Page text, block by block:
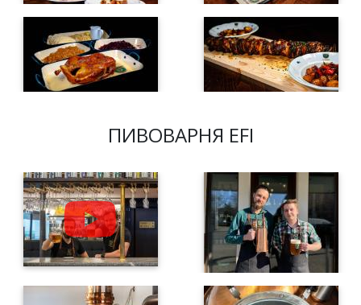
ПИВОВАРНЯ EFI